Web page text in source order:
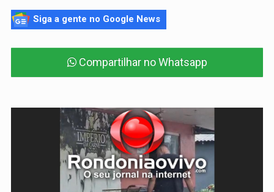
Siga a gente no Google News
Compartilhar no Whatsapp